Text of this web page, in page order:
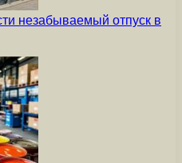
незабываемый отпуск в